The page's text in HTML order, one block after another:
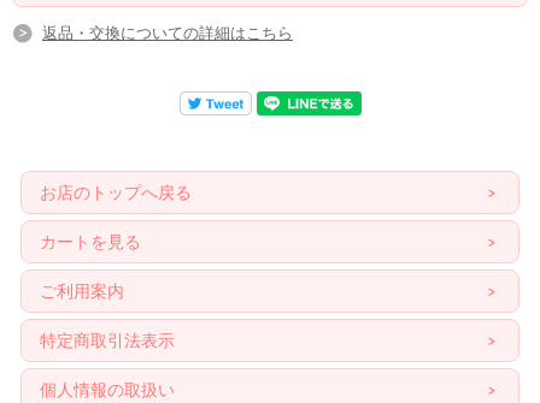
返品・交換についての詳細はこちら
お店のトップへ戻る
カートを見る
ご利用案内
特定商取引法表示
個人情報の取扱い